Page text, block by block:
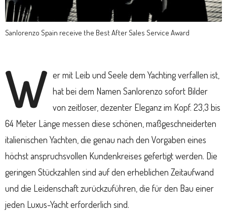
Sanlorenzo Spain receive the Best After Sales Service Award
W er mit Leib und Seele dem Yachting verfallen ist,
hat bei dem Namen Sanlorenzo sofort Bilder
von zeitloser, dezenter Eleganz im Kopf. 23,3 bis
64 Meter Länge messen diese schönen, maßgeschneiderten
italienischen Yachten, die genau nach den Vorgaben eines
höchst anspruchsvollen Kundenkreises gefertigt werden. Die
geringen Stückzahlen sind auf den erheblichen Zeitaufwand
und die Leidenschaft zurückzuführen, die für den Bau einer
jeden Luxus-Yacht erforderlich sind.